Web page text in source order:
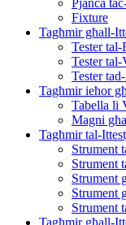
Fixture
Tagħmir għall-
Tester
Tester
Tester
Tagħmir ieħor
Tabella li
Magni
Tagħmir tal-
Strument
Strument
Strument
Strument
Strument
Tagħmir għall-